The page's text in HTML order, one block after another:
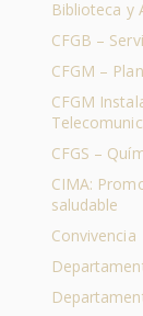
Biblioteca y
CFGB –
CFGM –
CFGM
CFGS –
CIMA:
saludable
Convivencia